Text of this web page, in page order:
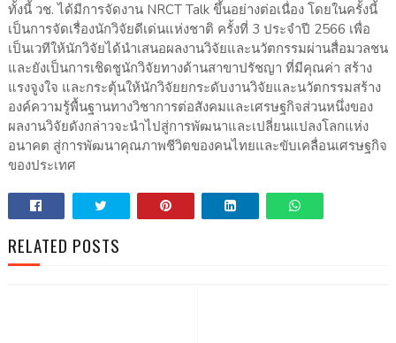
ทั้งนี้ วช. ได้มีการจัดงาน NRCT Talk ขึ้นอย่างต่อเนื่อง โดยในครั้งนี้
เป็นการจัดเรื่องนักวิจัยดีเด่นแห่งชาติ ครั้งที่ 3 ประจำปี 2566 เพื่อ
เป็นเวทีให้นักวิจัยได้นำเสนอผลงานวิจัยและนวัตกรรมผ่านสื่อมวลชน
และยังเป็นการเชิดชูนักวิจัยทางด้านสาขาปรัชญา ที่มีคุณค่า สร้าง
แรงจูงใจ และกระตุ้นให้นักวิจัยยกระดับงานวิจัยและนวัตกรรมสร้าง
องค์ความรู้พื้นฐานทางวิชาการต่อสังคมและเศรษฐกิจส่วนหนึ่งของ
ผลงานวิจัยดังกล่าวจะนำไปสู่การพัฒนาและเปลี่ยนแปลงโลกแห่ง
อนาคต สู่การพัฒนาคุณภาพชีวิตของคนไทยและขับเคลื่อนเศรษฐกิจ
ของประเทศ
RELATED POSTS